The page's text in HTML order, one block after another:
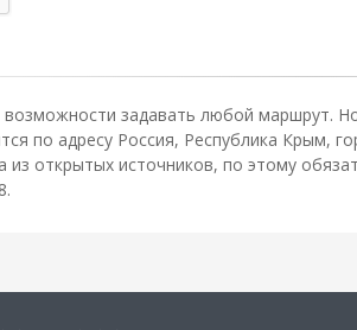
задавать любой маршрут.
по адресу Россия, Республика Крым,
открытых источников, по этому